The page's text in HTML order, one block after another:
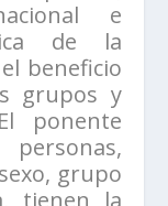
e
de la
beneficio
grupos y
ponente
grupo
tienen la